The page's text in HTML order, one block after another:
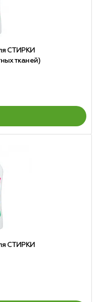
СТИРКИ
тканей)
СТИРКИ